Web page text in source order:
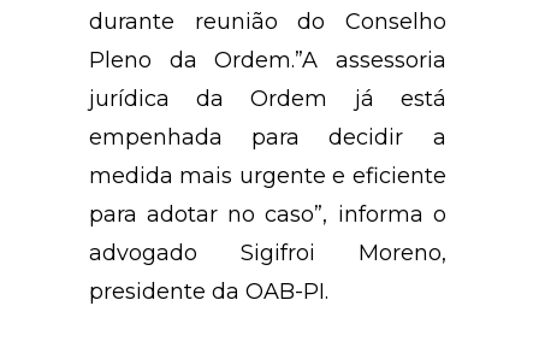
durante reunião do Conselho
Pleno da Ordem.”A assessoria
jurídica da Ordem já está
empenhada para decidir a
medida mais urgente e eficiente
para adotar no caso”, informa o
advogado Sigifroi Moreno,
presidente da OAB-PI.